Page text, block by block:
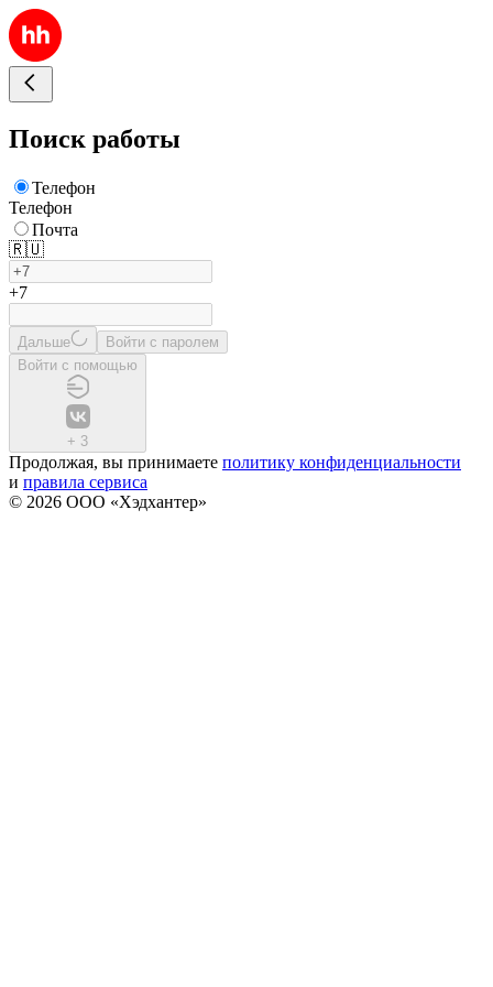
Поиск работы
Телефон
Телефон
Почта
🇷🇺
+7
Дальше
Войти с паролем
Войти с помощью
+ 3
Продолжая, вы принимаете политику конфиденциальности
и правила сервиса
© 2026 ООО «Хэдхантер»